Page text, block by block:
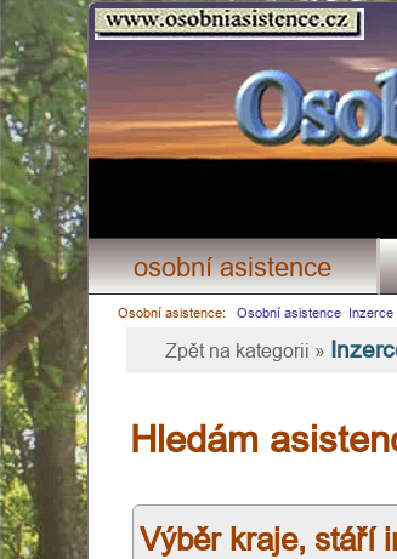
Osobni asistence.cz
osobní asistence
Osobní asistence: Osobní asistence Inzerce
Zpět na kategorii »
Hledám
Výběr kraje, stáří